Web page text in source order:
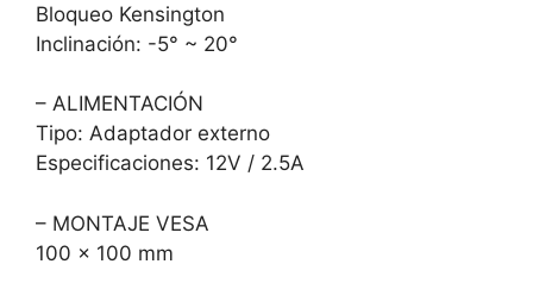
Bloqueo Kensington
Inclinación: -5° ~ 20°
– ALIMENTACIÓN
Tipo: Adaptador externo
Especificaciones: 12V / 2.5A
– MONTAJE VESA
100 x 100 mm